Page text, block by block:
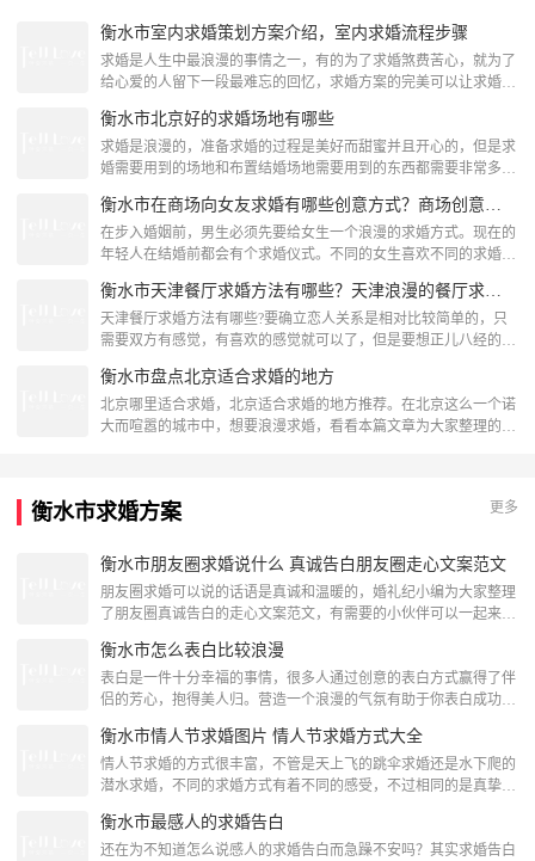
衡水市室内求婚策划方案介绍，室内求婚流程步骤
求婚是人生中最浪漫的事情之一，有的为了求婚煞费苦心，就为了
给心爱的人留下一段最难忘的回忆，求婚方案的完美可以让求婚回
那刻求婚方案首先考虑的因素就是求婚的具体时间，只有求婚时间
确定了你才可以相应的做各种准备工作，那么求婚时间一般我们选
择的就是男女朋友各自的生日，恋爱纪念日，相遇时间纪念日，七
衡水市北京好的求婚场地有哪些
求婚是浪漫的，准备求婚的过程是美好而甜蜜并且开心的，但是求
婚需要用到的场地和布置结婚场地需要用到的东西都需要非常多的
么地方比较好呢?让小编为你介绍几个场地让你布置一场浪漫的求
婚吧!紫禁城的西华门西华门被包围在紫禁城的城墙和护城河中，
没有东华门的的喧嚣，可以尽情的感受古都的意境，让自己的心平
在步入婚姻前，男生必须先要给女生一个浪漫的求婚方式。现在的
年轻人在结婚前都会有个求婚仪式。不同的女生喜欢不同的求婚方
场创意求婚方式: 擅用求爱小罐准备两只精美的小罐，将圣诞礼物
和过往一年的情侣照放入个小罐，纪念这一年的结束第二只小罐
放入你的求婚戒指，寓意新关系的开始。记得可别搞混哦。商场创
天津餐厅求婚方法有哪些?要确立恋人关系是相对比较简单的，只
需要双方有感觉，有喜欢的感觉就可以了，但是要想正儿八经的确
有意思的时候会向女方发出信号，这个信号，也就是求婚了。要确
立恋人关系是相对比较简单的，只需要双方有感觉，有喜欢的感觉
就可以了，但是要想正儿八经的确定下结婚对象的关系，可就要慎
衡水市盘点北京适合求婚的地方
北京哪里适合求婚，北京适合求婚的地方推荐。在北京这么一个诺
大而喧嚣的城市中，想要浪漫求婚，看看本篇文章为大家整理的北
亿元，由曾获奥斯卡奖和四次艾美奖的好莱坞舞台大师JeremyRailt
衡水市求婚方案 更多
衡水市朋友圈求婚说什么 真诚告白朋友圈走心文案范文
朋友圈求婚可以说的话语是真诚和温暖的，婚礼纪小编为大家整理
了朋友圈真诚告白的走心文案范文，有需要的小伙伴可以一起来看
的人深情相拥的感觉，什么也不说，什么也不做，就只是静静地拥
抱，久久不要分开，似乎只有这样，才能体会与心爱的人溶为一体
的真实感。在那一刻，相信时间也会为我们停止。想要一辈子抱着
衡水市怎么表白比较浪漫
表白是一件十分幸福的事情，很多人通过创意的表白方式赢得了伴
侣的芳心，抱得美人归。营造一个浪漫的气氛有助于你表白成功，
可以借鉴。 1.先选择一个浪漫的约会地方：像喷泉公园，旋转餐厅
或者是自然公园。你俩在那约会之后，你先有个铺垫，浪漫的话都
说过后，邀请请附近的人给你拍照片。之后单膝跪下，向她表
衡水市情人节求婚图片 情人节求婚方式大全
情人节求婚的方式很丰富，不管是天上飞的跳伞求婚还是水下爬的
潜水求婚，不同的求婚方式有着不同的感受，不过相同的是真挚的
览。 一、情人节求婚之球场欢歌看球赛也许不是她喜欢做的事，
不过想想看，在球场休息的15分钟——那幸福的15分钟，借助体育
衡水市最感人的求婚告白
还在为不知道怎么说感人的求婚告白而急躁不安吗？其实求婚告白